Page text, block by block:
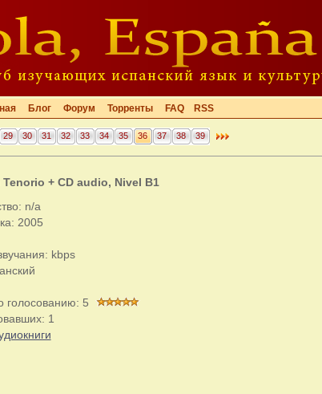
Блог Форум Торренты FAQ RSS
29 30 31 32 33 34 35 36 37 38 39
+ CD audio, Nivel B1
n/a
2005
kbps
голосованию: 5
1